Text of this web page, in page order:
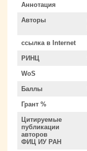
Аннотация
Авторы
ссылка в Internet
РИНЦ
WoS
Баллы
Грант %
Цитируемые
публикации
авторов
ФИЦ ИУ РАН